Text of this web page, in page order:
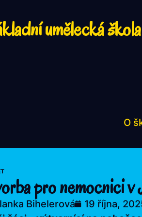
umělecká
O
pro nemocnici v
Bihelerová
19 října,